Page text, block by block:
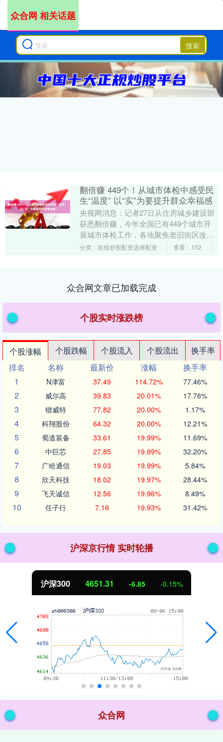
搜索
众合网 相关话题
翻倍赚 449个！从城市体检中感受民
生“温度” 以“实”为要提升群众幸福感
央视网消息：记者27日从住房城乡建设部
获悉翻倍赚，今年全国已有449个城市开
展城市体检工作，各地聚焦老旧街区改
造、完整社区建设等领域积极开展专项体
分类：在线炒股配资选择配资 查看：152
众合网文章已加载完成
个股实时涨跌榜
个股涨幅 个股跌幅 个股流入 个股流出
换手率
排名
名称 最新价 涨幅
换手率
1
N津富 37.49 114.72% 77.46%
2 威尔高 39.83 20.01% 17.76%
3 锴威特 77.82 20.00% 1.17%
4 科翔股份 64.32 20.00% 12.21%
5 蜀道装备 33.61 19.99% 11.69%
6 中巨芯 27.85 19.99% 32.20%
7 广哈通信 19.03 19.99% 5.84%
8 欣天科技 18.02 19.97% 28.44%
9 飞天诚信 12.56 19.96% 8.49%
10 任子行 7.16 19.93% 31.42%
沪深京行情 实时轮播
沪深300 4651.31 -6.85 -0.15%
众合网